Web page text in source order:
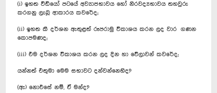
(i) ඉහත වීඩියෝ පටයේ අව්‍යාජභාවය හෝ නිරවද්‍යභාවය තහවුරු
කරගනු ලැබූ ආකාරය කවරේද;
(ii) ඉහත කී දර්ශන ඇතුළත් රූපරාමු විකාශය කරන ලද වාර ගණන
කොපමණද;
(iii) එම දර්ශන විකාශය කරන ලද දින හා වේලාවන් කවරේද;
යන්නත් එතුමා මෙම සභාවට දන්වන්නෙහිද?
(ඇ) නොඑසේ නම්, ඒ මන්ද?